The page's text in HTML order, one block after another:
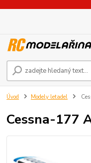
Úvod Modely letadel
Cessna-177